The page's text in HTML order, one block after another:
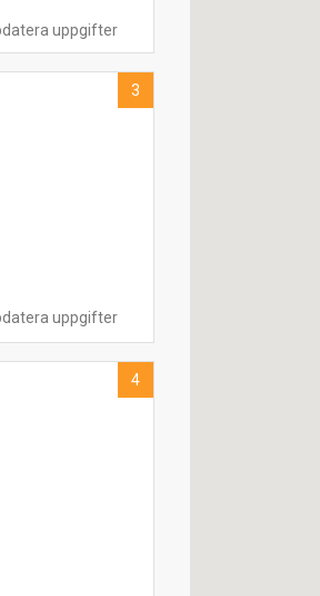
uppgifter
uppgifter
3
4